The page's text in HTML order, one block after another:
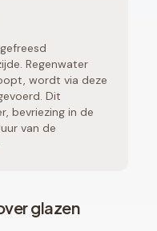
Regenwater
wordt via deze
Dit
bevriezing in de
van de
glazen